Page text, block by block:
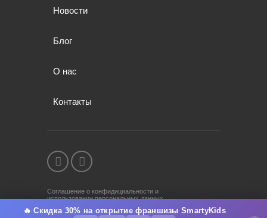
🔥 Скидка 30% на открытие франшизы SmartyKids
Новости
Блог
О нас
Контакты
Соглашение о конфидициальности и
использовании персональных данных